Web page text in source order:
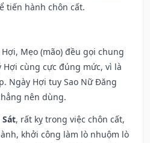
tiến hành chôn cất.
Mẹo (mão) đều gọi chung
cùng cực đúng mức, vì là
Ngày Hợi tuy Sao Nữ Đăng
nên dùng.
, rất kỵ trong việc chôn cất,
khởi công làm lò nhuộm lò